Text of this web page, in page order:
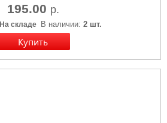
195.00 р.
На складе В наличии: 2 шт.